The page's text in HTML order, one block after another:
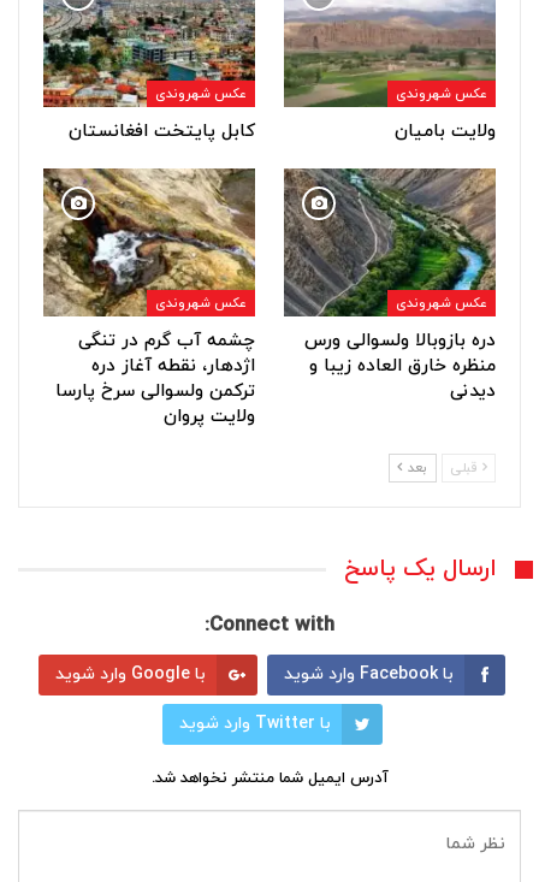
عکس شهروندی
ولایت بامیان
عکس شهروندی
کابل پایتخت افغانستان
عکس شهروندی
دره بازوبالا ولسوالی ورس
منظره خارق العاده زیبا و
دیدنی
عکس شهروندی
چشمه آب گرم در تنگی
اژدهار، نقطه آغاز دره
ترکمن ولسوالی سرخ پارسا
ولایت پروان
قبلی بعد
ارسال یک پاسخ
Connect with:
با Facebook وارد شوید با Google وارد شوید
با Twitter وارد شوید
آدرس ایمیل شما منتشر نخواهد شد.